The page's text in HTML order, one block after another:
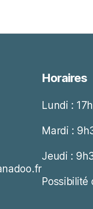
Horaires
Lundi :
Mardi :
Jeudi :